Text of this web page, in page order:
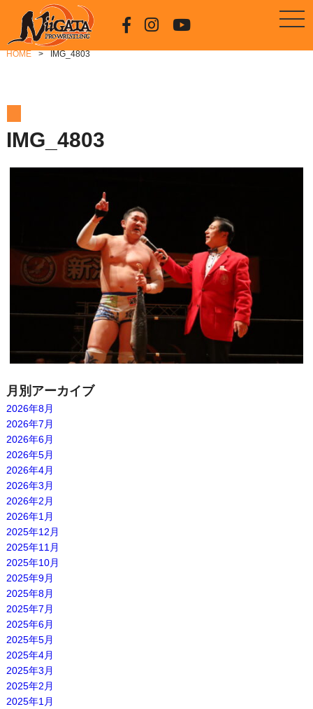
HOME IMG_4803
IMG_4803
月別アーカイブ
2026年8月
2026年7月
2026年6月
2026年5月
2026年4月
2026年3月
2026年2月
2026年1月
2025年12月
2025年11月
2025年10月
2025年9月
2025年8月
2025年7月
2025年6月
2025年5月
2025年4月
2025年3月
2025年2月
2025年1月